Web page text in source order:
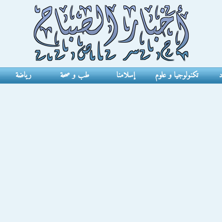
تكنولوجيا و علوم إسلامنا طب و صحة رياضة